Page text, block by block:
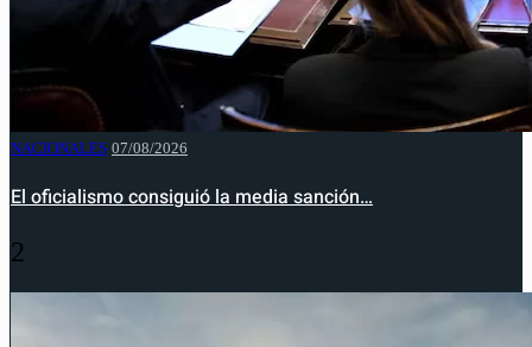
NACIONALES 07/08/2026
El oficialismo consiguió la media sanción…
2